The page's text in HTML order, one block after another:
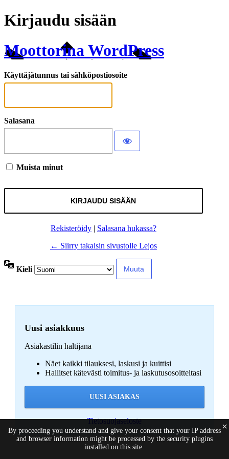
Kirjaudu sisään
Moottorina WordPress
Käyttäjätunnus tai sähköpostiosoite
Salasana
Muista minut
Rekisteröidy| Salasana hukassa?
← Siirry takaisin sivustolle Lejos
Kieli
By proceeding you understand and give your consent that your IP address
and browser information might be processed by the security plugins
installed on this site.
×
Uusi asiakkuus
Asiakastilin haltijana
Näet kaikki tilauksesi, laskusi ja kuittisi
Hallitset kätevästi toimitus- ja laskutusosoitteitasi
UUSI ASIAKAS
Tietosuojaseloste